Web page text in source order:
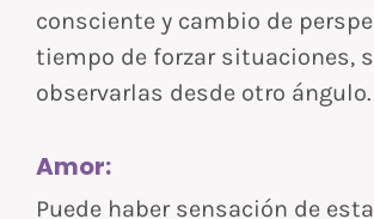
consciente y cambio de
tiempo de forzar situaciones,
observarlas desde otro ángulo.
Amor:
Puede haber sensación de